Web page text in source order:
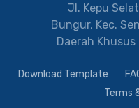
Jl. Kepu
Bungur, Kec.